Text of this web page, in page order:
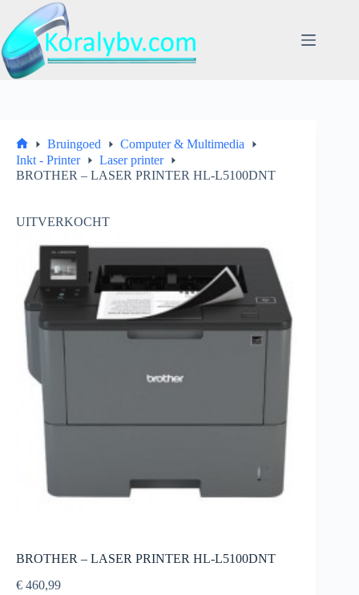
naar
de
inhoud
Home
Bruingoed
Computer & Multimedia
Inkt - Printer
Laser printer
BROTHER – LASER PRINTER HL-L5100DNT
UITVERKOCHT
BROTHER – LASER PRINTER HL-L5100DNT
€ 460,99